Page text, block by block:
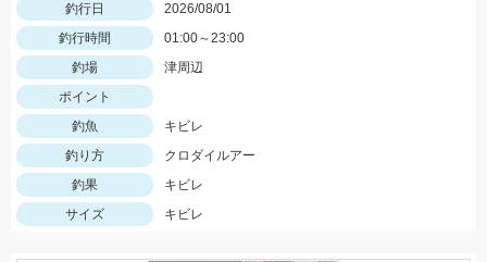
釣行日
2026/08/01
釣行時間
01:00～23:00
釣場
津周辺
ポイント
釣魚
キビレ
釣り方
クロダイルアー
釣果
キビレ
サイズ
キビレ